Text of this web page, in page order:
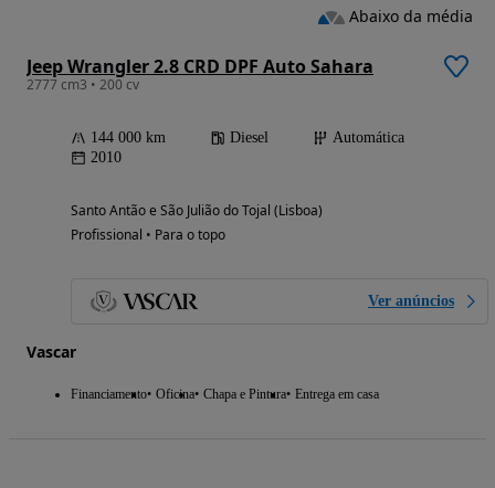
Jeep Wrangler 2.8 CRD DPF Auto Sahara
2777 cm3 • 200 cv
144 000 km Diesel
Automática
2010
Santo Antão e São Julião do Tojal (Lisboa)
Profissional • Para o topo
Ver anúncios
Vascar
Financiamento Oficina Chapa e Pintura Entrega em casa
Abaixo da média